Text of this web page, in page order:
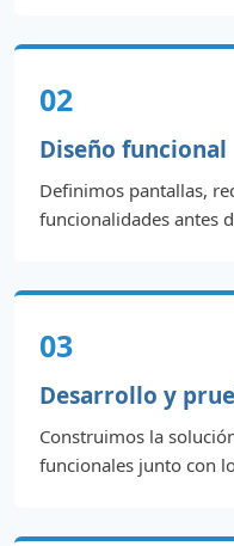
02
Diseño funcional
Definimos pantallas,
funcionalidades antes
03
Desarrollo y
Construimos la
funcionales junto con